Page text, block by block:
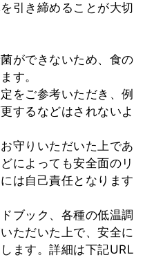
引き締めることが大切
ができないため、食の
す。
をご参考いただき、例
するなどはされないよ
守りいただいた上であ
によっても安全面のリ
は自己責任となります
ブック、各種の低温調
ただいた上で、安全に
ます。詳細は下記URL